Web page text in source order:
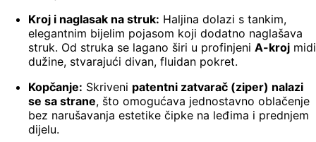
Kroj i naglasak na struk: Haljina dolazi s tankim,
elegantnim bijelim pojasom koji dodatno naglašava
struk. Od struka se lagano širi u profinjeni A-kroj midi
dužine, stvarajući divan, fluidan pokret.
Kopčanje: Skriveni patentni zatvarač (ziper) nalazi
se sa strane, što omogućava jednostavno oblačenje
bez narušavanja estetike čipke na leđima i prednjem
dijelu.